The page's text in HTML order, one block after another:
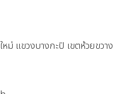
แขวงบางกะปิ เขตห้วยขวาง